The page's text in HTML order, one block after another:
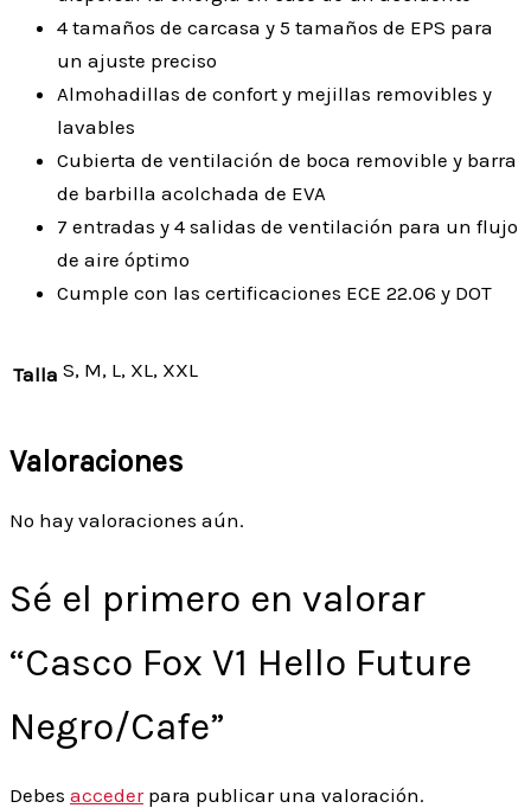
4 tamaños de carcasa y 5 tamaños de EPS para
un ajuste preciso
Almohadillas de confort y mejillas removibles y
lavables
Cubierta de ventilación de boca removible y barra
de barbilla acolchada de EVA
7 entradas y 4 salidas de ventilación para un flujo
de aire óptimo
Cumple con las certificaciones ECE 22.06 y DOT
Talla S, M, L, XL, XXL
Valoraciones
No hay valoraciones aún.
Sé el primero en valorar
“Casco Fox V1 Hello Future
Negro/Cafe”
Debes accederpara publicar una valoración.